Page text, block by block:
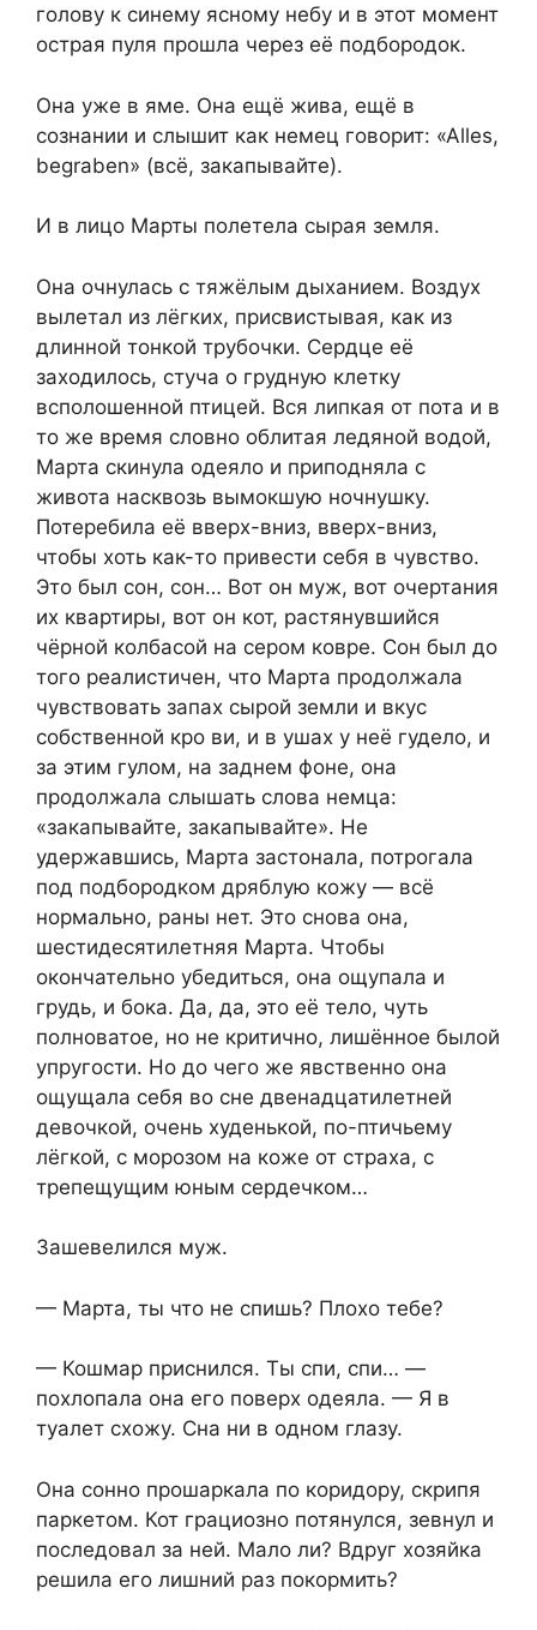
голову к синему ясному небу и в этот момент
острая пуля прошла через её подбородок.
Она уже в яме. Она ещё жива, ещё в
сознании и слышит как немец говорит: «Аlles,
begraben» (всё, закапывайте).
И в лицо Марты полетела сырая земля.
Она очнулась с тяжёлым дыханием. Воздух
вылетал из лёгких, присвистывая, как из
длинной тонкой трубочки. Сердце её
заходилось, стуча о грудную клетку
всполошенной птицей. Вся липкая от пота и в
то же время словно облитая ледяной водой,
Марта скинула одеяло и приподняла с
живота насквозь вымокшую ночнушку.
Потеребила её вверх-вниз, вверх-вниз,
чтобы хоть как-то привести себя в чувство.
Это был сон, сон… Вот он муж, вот очертания
их квартиры, вот он кот, растянувшийся
чёрной колбасой на сером ковре. Сон был до
того реалистичен, что Марта продолжала
чувствовать запах сырой земли и вкус
собственной кро ви, и в ушах у неё гудело, и
за этим гулом, на заднем фоне, она
продолжала слышать слова немца:
«закапывайте, закапывайте». Не
удержавшись, Марта застонала, потрогала
под подбородком дряблую кожу — всё
нормально, раны нет. Это снова она,
шестидесятилетняя Марта. Чтобы
окончательно убедиться, она ощупала и
грудь, и бока. Да, да, это её тело, чуть
полноватое, но не критично, лишённое былой
упругости. Но до чего же явственно она
ощущала себя во сне двенадцатилетней
девочкой, очень худенькой, по-птичьему
лёгкой, с морозом на коже от страха, с
трепещущим юным сердечком…
Зашевелился муж.
— Марта, ты что не спишь? Плохо тебе?
— Кошмар приснился. Ты спи, спи… —
похлопала она его поверх одеяла. — Я в
туалет схожу. Сна ни в одном глазу.
Она сонно прошаркала по коридору, скрипя
паркетом. Кот грациозно потянулся, зевнул и
последовал за ней. Мало ли? Вдруг хозяйка
решила его лишний раз покормить?